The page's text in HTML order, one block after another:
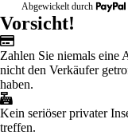
Abgewickelt durch
Vorsicht!
Zahlen Sie niemals eine
nicht den Verkäufer
haben.
Kein seriöser privater
treffen.